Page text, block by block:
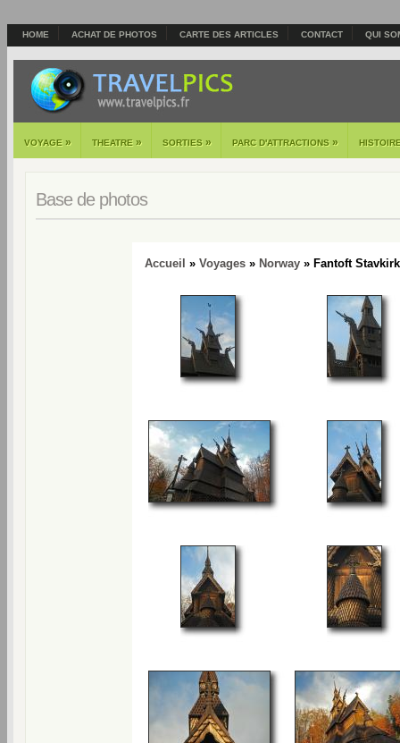
HOME ACHAT DE PHOTOS CARTE DES ARTICLES CONTACT QUI
VOYAGE » THEATRE » SORTIES » PARC D'ATTRACTIONS »
Base de photos
Accueil » Voyages» Norway» Fantoft